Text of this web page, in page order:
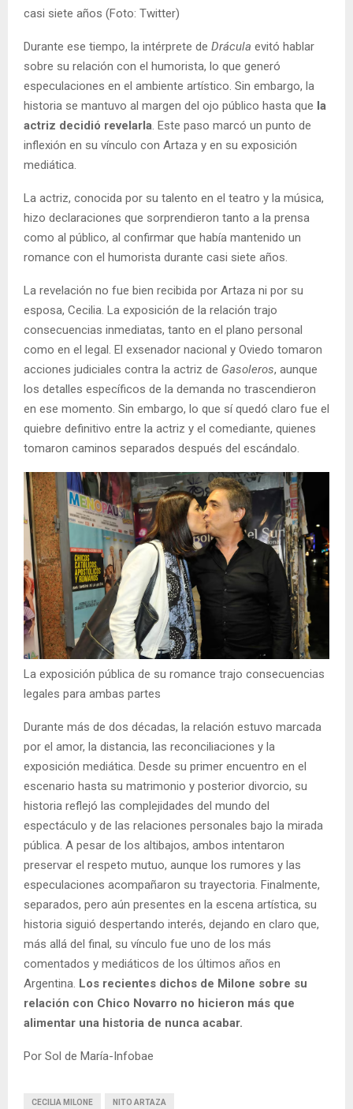
casi siete años (Foto: Twitter)
Durante ese tiempo, la intérprete de Drácula evitó hablar
sobre su relación con el humorista, lo que generó
especulaciones en el ambiente artístico. Sin embargo, la
historia se mantuvo al margen del ojo público hasta que la
actriz decidió revelarla. Este paso marcó un punto de
inflexión en su vínculo con Artaza y en su exposición
mediática.
La actriz, conocida por su talento en el teatro y la música,
hizo declaraciones que sorprendieron tanto a la prensa
como al público, al confirmar que había mantenido un
romance con el humorista durante casi siete años.
La revelación no fue bien recibida por Artaza ni por su
esposa, Cecilia. La exposición de la relación trajo
consecuencias inmediatas, tanto en el plano personal
como en el legal. El exsenador nacional y Oviedo tomaron
acciones judiciales contra la actriz de Gasoleros, aunque
los detalles específicos de la demanda no trascendieron
en ese momento. Sin embargo, lo que sí quedó claro fue el
quiebre definitivo entre la actriz y el comediante, quienes
tomaron caminos separados después del escándalo.
La exposición pública de su romance trajo consecuencias
legales para ambas partes
Durante más de dos décadas, la relación estuvo marcada
por el amor, la distancia, las reconciliaciones y la
exposición mediática. Desde su primer encuentro en el
escenario hasta su matrimonio y posterior divorcio, su
historia reflejó las complejidades del mundo del
espectáculo y de las relaciones personales bajo la mirada
pública. A pesar de los altibajos, ambos intentaron
preservar el respeto mutuo, aunque los rumores y las
especulaciones acompañaron su trayectoria. Finalmente,
separados, pero aún presentes en la escena artística, su
historia siguió despertando interés, dejando en claro que,
más allá del final, su vínculo fue uno de los más
comentados y mediáticos de los últimos años en
Argentina. Los recientes dichos de Milone sobre su
relación con Chico Novarro no hicieron más que
alimentar una historia de nunca acabar.
Por Sol de María-Infobae
CECILIA MILONE NITO ARTAZA